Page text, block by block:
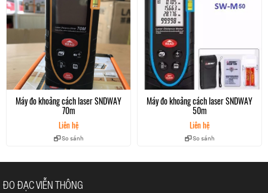
Máy đo khoảng cách laser SNDWAY
70m
Liên hệ
So sánh
Máy đo khoảng cách laser SNDWAY
50m
Liên hệ
So sánh
ĐO ĐẠC VIỄN THÔNG